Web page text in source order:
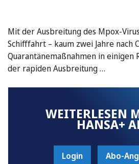
Mit der Ausbreitung des Mpox-
Schifffahrt – kaum zwei Jahre nach
Quarantänemaßnahmen in einigen
der rapiden Ausbreitung …
WEITERLESEN
HANSA+
Login Abo-